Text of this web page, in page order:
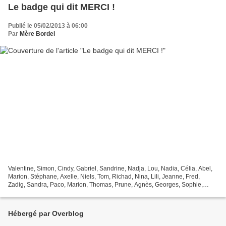
Le badge qui dit MERCI !
Publié le 05/02/2013 à 06:00
Par Mère Bordel
Valentine, Simon, Cindy, Gabriel, Sandrine, Nadja, Lou, Nadia, Célia, Abel,
Marion, Stéphane, Axelle, Niels, Tom, Richad, Nina, Lili, Jeanne, Fred,
Zadig, Sandra, Paco, Marion, Thomas, Prune, Agnès, Georges, Sophie,
Hébergé par Overblog